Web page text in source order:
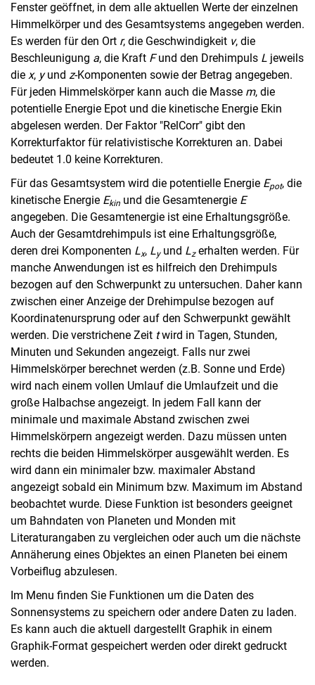
Fenster geöffnet, in dem alle aktuellen Werte der einzelnen
Himmelkörper und des Gesamtsystems angegeben werden.
Es werden für den Ort r, die Geschwindigkeit v, die
Beschleunigung a, die Kraft Fund den Drehimpuls L jeweils
die x, yund z-Komponenten sowie der Betrag angegeben.
Für jeden Himmelskörper kann auch die Masse m, die
potentielle Energie Epot und die kinetische Energie Ekin
abgelesen werden. Der Faktor "RelCorr" gibt den
Korrekturfaktor für relativistische Korrekturen an. Dabei
bedeutet 1.0 keine Korrekturen.
Für das Gesamtsystem wird die potentielle Energie Epot, die
kinetische Energie Ekin und die Gesamtenergie E
angegeben. Die Gesamtenergie ist eine Erhaltungsgröße.
Auch der Gesamtdrehimpuls ist eine Erhaltungsgröße,
deren drei Komponenten Lx, Lyund Lzerhalten werden. Für
manche Anwendungen ist es hilfreich den Drehimpuls
bezogen auf den Schwerpunkt zu untersuchen. Daher kann
zwischen einer Anzeige der Drehimpulse bezogen auf
Koordinatenursprung oder auf den Schwerpunkt gewählt
werden. Die verstrichene Zeit twird in Tagen, Stunden,
Minuten und Sekunden angezeigt. Falls nur zwei
Himmelskörper berechnet werden (z.B. Sonne und Erde)
wird nach einem vollen Umlauf die Umlaufzeit und die
große Halbachse angezeigt. In jedem Fall kann der
minimale und maximale Abstand zwischen zwei
Himmelskörpern angezeigt werden. Dazu müssen unten
rechts die beiden Himmelskörper ausgewählt werden. Es
wird dann ein minimaler bzw. maximaler Abstand
angezeigt sobald ein Minimum bzw. Maximum im Abstand
beobachtet wurde. Diese Funktion ist besonders geeignet
um Bahndaten von Planeten und Monden mit
Literaturangaben zu vergleichen oder auch um die nächste
Annäherung eines Objektes an einen Planeten bei einem
Vorbeiflug abzulesen.
Im Menu finden Sie Funktionen um die Daten des
Sonnensystems zu speichern oder andere Daten zu laden.
Es kann auch die aktuell dargestellt Graphik in einem
Graphik-Format gespeichert werden oder direkt gedruckt
werden.